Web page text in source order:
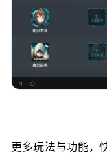
更多玩法与功能，